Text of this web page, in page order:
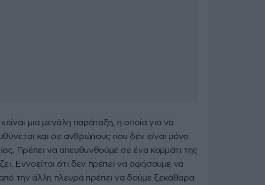
μια μεγάλη παράταξη, η οποία για να
και σε ανθρώπους που δεν είναι μόνο
Πρέπει να απευθυνθούμε σε ένα κομμάτι της
Εννοείται ότι δεν πρέπει να αφήσουμε να
την άλλη πλευρά πρέπει να δούμε ξεκάθαρα